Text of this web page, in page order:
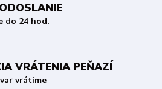
do 24 hod.
VRÁTENIA PEŇAZÍ
vrátime